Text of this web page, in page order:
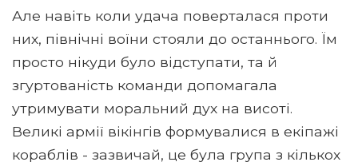
Але навіть коли удача поверталася проти
них, північні воїни стояли до останнього. Їм
просто нікуди було відступати, та й
згуртованість команди допомагала
утримувати моральний дух на висоті.
Великі армії вікінгів формувалися в екіпажі
кораблів - зазвичай, це була група з кількох